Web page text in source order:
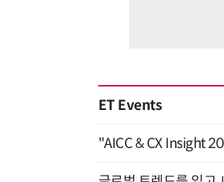
ET Events
"AICC & CX Insight